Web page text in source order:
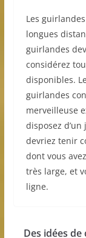
Les
longues
guirlandes
considérez
disponibles.
guirlandes
merveilleuse
disposez
devriez tenir
dont vous
très large, et
ligne.
Des idées